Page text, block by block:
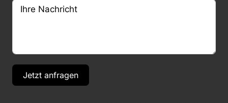
Jetzt anfragen